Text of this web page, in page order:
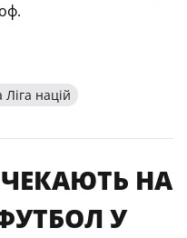
націй
ЧЕКАЮТЬ НА
У